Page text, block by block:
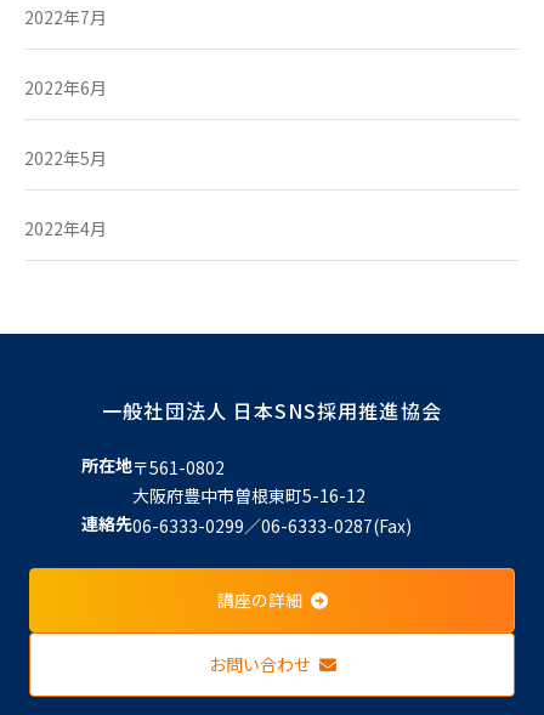
2022年7月
2022年6月
2022年5月
2022年4月
一般社団法人 日本SNS採用推進協会
所在地〒561-0802
大阪府豊中市曽根東町5-16-12
連絡先06-6333-0299／06-6333-0287(Fax)
講座の詳細
お問い合わせ